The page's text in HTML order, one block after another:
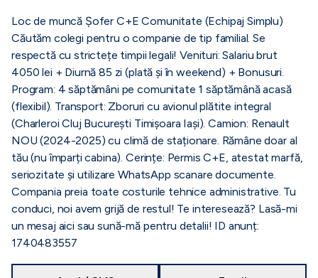
Loc de muncă Șofer C+E Comunitate (Echipaj Simplu)
Căutăm colegi pentru o companie de tip familial. Se
respectă cu strictețe timpii legali! Venituri: Salariu brut
4050 lei + Diurnă 85 zi (plată și în weekend) + Bonusuri.
Program: 4 săptămâni pe comunitate 1 săptămână acasă
(flexibil). Transport: Zboruri cu avionul plătite integral
(Charleroi Cluj București Timișoara Iași). Camion: Renault
NOU (2024-2025) cu climă de staționare. Rămâne doar al
tău (nu împarți cabina). Cerințe: Permis C+E, atestat marfă,
seriozitate și utilizare WhatsApp scanare documente.
Compania preia toate costurile tehnice administrative. Tu
conduci, noi avem grijă de restul! Te interesează? Lasă-mi
un mesaj aici sau sună-mă pentru detalii! ID anunț:
1740483557